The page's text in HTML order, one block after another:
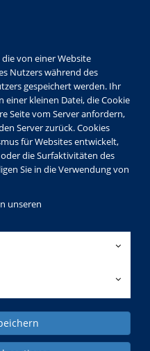
von einer Website
Nutzers während des
gespeichert werden. Ihr
einer kleinen Datei, die Cookie
Seite vom Server anfordern,
Server zurück. Cookies
für Websites entwickelt,
die Surfaktivitäten des
Sie in die Verwendung von
unseren